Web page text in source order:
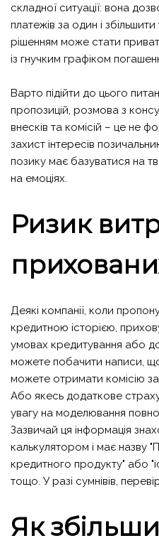
складної ситуації: вона
платежів за один і
рішенням може стати
із гнучким графіком
Варто підійти до цього
пропозицій, розмова з
внесків та комісій – це не
захист інтересів
позику має базуватися на
на емоціях.
Ризик
Деякі компанії, коли
кредитною історією,
умовах кредитування або
можете побачити написи,
можете отримати комісію
Або якесь додаткове
увагу на моделювання
Зазвичай ця інформація
калькулятором і має назву
кредитного продукту" або
тощо. У разі сумнівів,
Як